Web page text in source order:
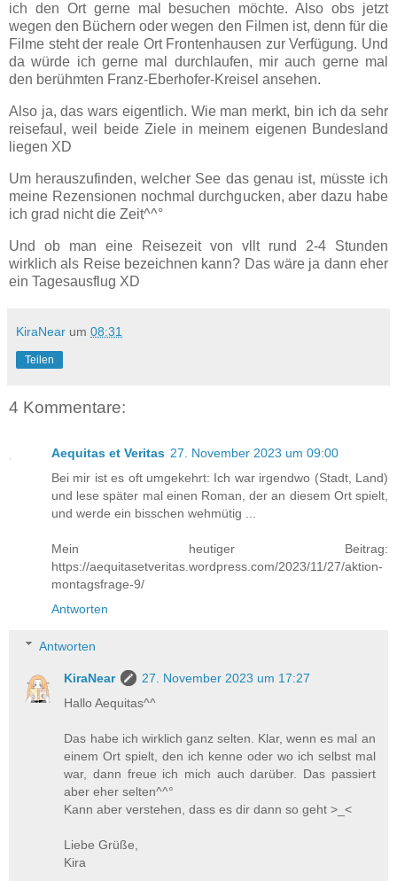
ich den Ort gerne mal besuchen möchte. Also obs jetzt
wegen den Büchern oder wegen den Filmen ist, denn für die
Filme steht der reale Ort Frontenhausen zur Verfügung. Und
da würde ich gerne mal durchlaufen, mir auch gerne mal
den berühmten Franz-Eberhofer-Kreisel ansehen.
Also ja, das wars eigentlich. Wie man merkt, bin ich da sehr
reisefaul, weil beide Ziele in meinem eigenen Bundesland
liegen XD
Um herauszufinden, welcher See das genau ist, müsste ich
meine Rezensionen nochmal durchgucken, aber dazu habe
ich grad nicht die Zeit^^°
Und ob man eine Reisezeit von vllt rund 2-4 Stunden
wirklich als Reise bezeichnen kann? Das wäre ja dann eher
ein Tagesausflug XD
KiraNear um 08:31
Teilen
4 Kommentare:
Aequitas et Veritas 27. November 2023 um 09:00
Bei mir ist es oft umgekehrt: Ich war irgendwo (Stadt, Land)
und lese später mal einen Roman, der an diesem Ort spielt,
und werde ein bisschen wehmütig ...
Mein heutiger Beitrag:
https://aequitasetveritas.wordpress.com/2023/11/27/aktion-
montagsfrage-9/
Antworten
Antworten
KiraNear
27. November 2023 um 17:27
Hallo Aequitas^^
Das habe ich wirklich ganz selten. Klar, wenn es mal an
einem Ort spielt, den ich kenne oder wo ich selbst mal
war, dann freue ich mich auch darüber. Das passiert
aber eher selten^^°
Kann aber verstehen, dass es dir dann so geht >_<
Liebe Grüße,
Kira